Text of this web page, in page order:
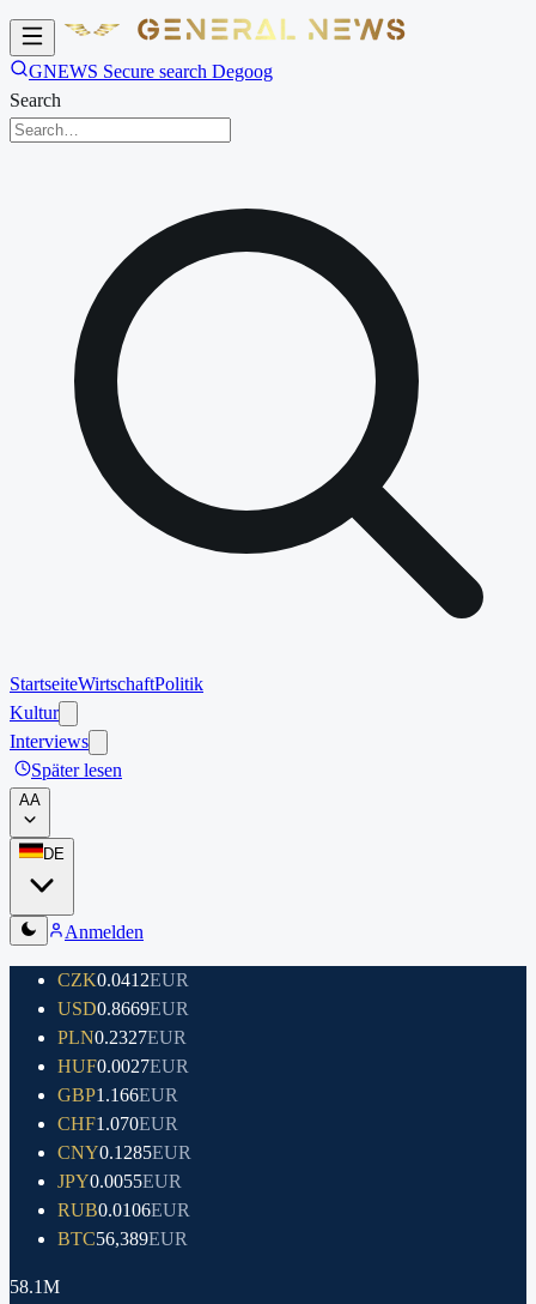
GNEWS Secure search Degoog
Search
StartseiteWirtschaftPolitik
Kultur
Interviews
Später lesen
AA
DE
Anmelden
CZK0.0412EUR
USD0.8669EUR
PLN0.2327EUR
HUF0.0027EUR
GBP1.166EUR
CHF1.070EUR
CNY0.1285EUR
JPY0.0055EUR
RUB0.0106EUR
BTC56,389EUR
58.1M